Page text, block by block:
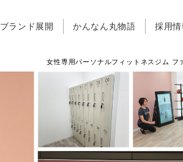
ブランド展開 かんなん丸物語 採用情
女性専用パーソナルフィットネスジム フ